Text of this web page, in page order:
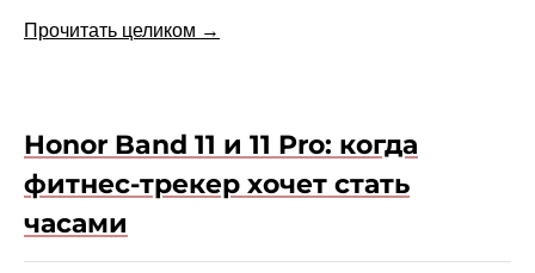
Прочитать целиком →
Honor Band 11 и 11 Pro: когда
фитнес-трекер хочет стать
часами